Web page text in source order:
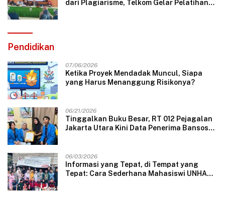
dari Plagiarisme, Telkom Gelar Pelatihan
Pendidikan
07/06/2026
Ketika Proyek Mendadak Muncul, Siapa
yang Harus Menanggung Risikonya?
06/21/2026
Tinggalkan Buku Besar, RT 012 Pejagalan
Jakarta Utara Kini Data Penerima Bansos
06/03/2026
Informasi yang Tepat, di Tempat yang
Tepat: Cara Sederhana Mahasiswi UNHAS